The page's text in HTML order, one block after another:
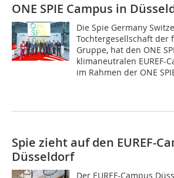
ONE SPIE Campus in
Die Spie Germany
Tochtergesellschaft der
Gruppe, hat den ONE
klimaneutralen EUREF-
im Rahmen der ONE
Spie zieht auf den EUREF-
Düsseldorf
Der EUREF-Campus